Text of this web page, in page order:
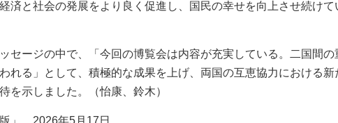
済と社会の発展をより良く促進し、国民の幸せを向上させ続け
セージの中で、「今回の博覧会は内容が充実している。二国間
れる」として、積極的な成果を上げ、両国の互恵協力における
を示しました。（怡康、鈴木）
版」 2026年5月17日